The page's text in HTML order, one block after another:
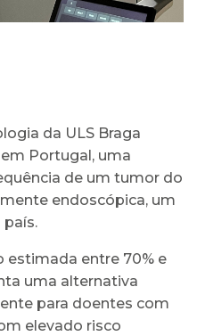
da ULS Braga
Portugal, uma
de um tumor do
endoscópica, um
estimada entre 70% e
uma alternativa
para doentes com
elevado risco